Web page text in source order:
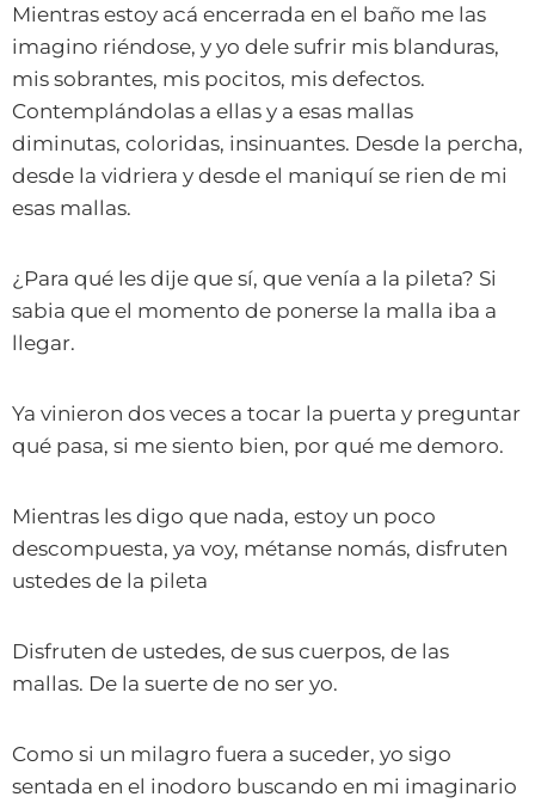
Mientras estoy acá encerrada en el baño me las
imagino riéndose, y yo dele sufrir mis blanduras,
mis sobrantes, mis pocitos, mis defectos.
Contemplándolas a ellas y a esas mallas
diminutas, coloridas, insinuantes. Desde la percha,
desde la vidriera y desde el maniquí se rien de mi
esas mallas.
¿Para qué les dije que sí, que venía a la pileta? Si
sabia que el momento de ponerse la malla iba a
llegar.
Ya vinieron dos veces a tocar la puerta y preguntar
qué pasa, si me siento bien, por qué me demoro.
Mientras les digo que nada, estoy un poco
descompuesta, ya voy, métanse nomás, disfruten
ustedes de la pileta
Disfruten de ustedes, de sus cuerpos, de las
mallas. De la suerte de no ser yo.
Como si un milagro fuera a suceder, yo sigo
sentada en el inodoro buscando en mi imaginario